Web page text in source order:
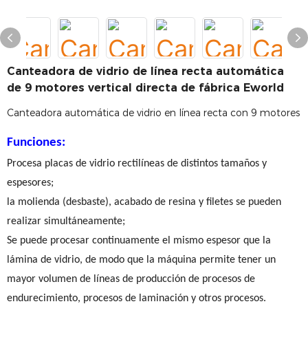
Canteadora de vidrio de línea recta automática
de 9 motores vertical directa de fábrica Eworld
Canteadora automática de vidrio en línea recta con 9 motores
Funciones:
Procesa placas de vidrio rectilíneas de distintos tamaños y
espesores;
la molienda (desbaste), acabado de resina y filetes se pueden
realizar simultáneamente;
Se puede procesar continuamente el mismo espesor que la
lámina de vidrio, de modo que la máquina permite tener un
mayor volumen de líneas de producción de procesos de
endurecimiento, procesos de laminación y otros procesos.